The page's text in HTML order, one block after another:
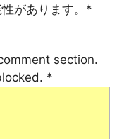
があります。 *
section.
*